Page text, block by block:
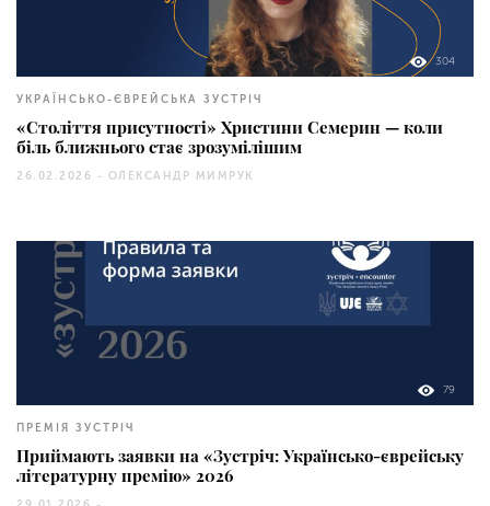
304
УКРАЇНСЬКО-ЄВРЕЙСЬКА ЗУСТРІЧ
«Століття присутності» Христини Семерин — коли
біль ближнього стає зрозумілішим
26.02.2026 - ОЛЕКСАНДР МИМРУК
79
ПРЕМІЯ ЗУСТРІЧ
Приймають заявки на «Зустріч: Українсько-єврейську
літературну премію» 2026